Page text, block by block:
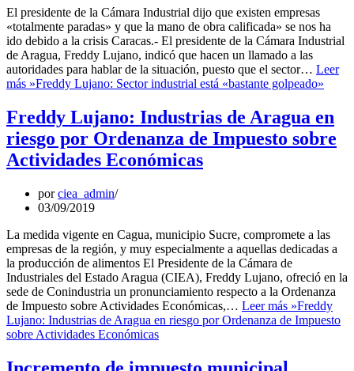
El presidente de la Cámara Industrial dijo que existen empresas
«totalmente paradas» y que la mano de obra calificada» se nos ha
ido debido a la crisis Caracas.- El presidente de la Cámara Industrial
de Aragua, Freddy Lujano, indicó que hacen un llamado a las
autoridades para hablar de la situación, puesto que el sector… Leer
más »Freddy Lujano: Sector industrial está «bastante golpeado»
Freddy Lujano: Industrias de Aragua en
riesgo por Ordenanza de Impuesto sobre
Actividades Económicas
porciea_admin
03/09/2019
La medida vigente en Cagua, municipio Sucre, compromete a las
empresas de la región, y muy especialmente a aquellas dedicadas a
la producción de alimentos El Presidente de la Cámara de
Industriales del Estado Aragua (CIEA), Freddy Lujano, ofreció en la
sede de Conindustria un pronunciamiento respecto a la Ordenanza
de Impuesto sobre Actividades Económicas,… Leer más »Freddy
Lujano: Industrias de Aragua en riesgo por Ordenanza de Impuesto
sobre Actividades Económicas